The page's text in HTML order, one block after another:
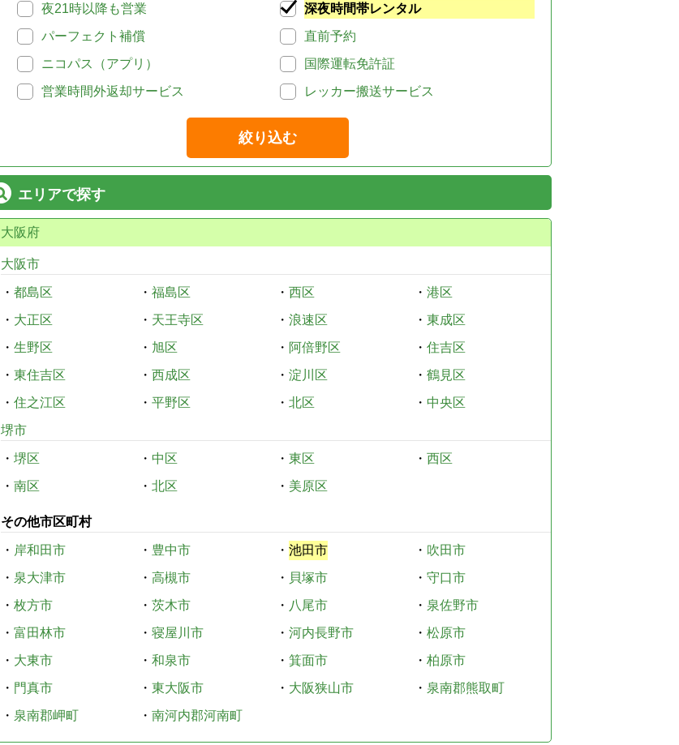
夜21時以降も営業
深夜時間帯レンタル
パーフェクト補償
直前予約
ニコパス（アプリ）
国際運転免許証
営業時間外返却サービス
レッカー搬送サービス
絞り込む
エリアで探す
大阪府
大阪市
・ 都島区 ・ 福島区 ・ 西区 ・ 港区
・ 大正区 ・ 天王寺区 ・ 浪速区 ・ 東成区
・ 生野区 ・ 旭区 ・ 阿倍野区 ・ 住吉区
・ 東住吉区 ・ 西成区 ・ 淀川区 ・ 鶴見区
・ 住之江区 ・ 平野区 ・ 北区 ・ 中央区
堺市
・ 堺区 ・ 中区 ・ 東区 ・ 西区
・ 南区 ・ 北区 ・ 美原区
その他市区町村
・ 岸和田市 ・ 豊中市 ・ 池田市 ・ 吹田市
・ 泉大津市 ・ 高槻市 ・ 貝塚市 ・ 守口市
・ 枚方市 ・ 茨木市 ・ 八尾市 ・ 泉佐野市
・ 富田林市 ・ 寝屋川市 ・ 河内長野市 ・ 松原市
・ 大東市 ・ 和泉市 ・ 箕面市 ・ 柏原市
・ 門真市 ・ 東大阪市 ・ 大阪狭山市 ・ 泉南郡熊取町
・ 泉南郡岬町 ・ 南河内郡河南町